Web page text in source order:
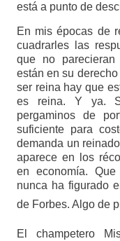
está a punto de
En mis épocas de
cuadrarles las
que no
están en su
ser reina hay que
es reina. Y ya.
pergaminos de
suficiente para
demanda un
aparece en los
en economía.
nunca ha figurado
de Forbes. Algo de
El champetero